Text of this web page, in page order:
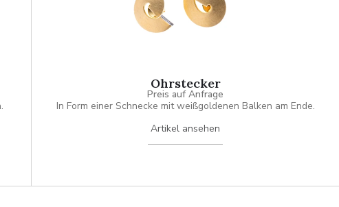
Ohrstecker
Preis auf Anfrage
In Form einer Schnecke mit weißgoldenen Balken am Ende.
Artikel ansehen